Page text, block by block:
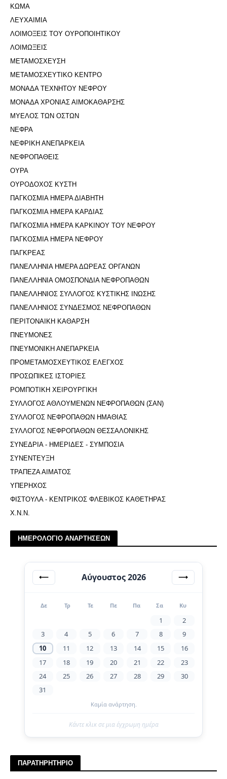
ΚΩΜΑ
ΛΕΥΧΑΙΜΙΑ
ΛΟΙΜΟΞΕΙΣ ΤΟΥ ΟΥΡΟΠΟΙΗΤΙΚΟΥ
ΛΟΙΜΩΞΕΙΣ
ΜΕΤΑΜΟΣΧΕΥΣΗ
ΜΕΤΑΜΟΣΧΕΥΤΙΚΟ ΚΕΝΤΡΟ
ΜΟΝΑΔΑ ΤΕΧΝΗΤΟΥ ΝΕΦΡΟΥ
ΜΟΝΑΔΑ ΧΡΟΝΙΑΣ ΑΙΜΟΚΑΘΑΡΣΗΣ
ΜΥΕΛΟΣ ΤΩΝ ΟΣΤΩΝ
ΝΕΦΡΑ
ΝΕΦΡΙΚΗ ΑΝΕΠΑΡΚΕΙΑ
ΝΕΦΡΟΠΑΘΕΙΣ
ΟΥΡΑ
ΟΥΡΟΔΟΧΟΣ ΚΥΣΤΗ
ΠΑΓΚΟΣΜΙΑ ΗΜΕΡΑ ΔΙΑΒΗΤΗ
ΠΑΓΚΟΣΜΙΑ ΗΜΕΡΑ ΚΑΡΔΙΑΣ
ΠΑΓΚΟΣΜΙΑ ΗΜΕΡΑ ΚΑΡΚΙΝΟΥ ΤΟΥ ΝΕΦΡΟΥ
ΠΑΓΚΟΣΜΙΑ ΗΜΕΡΑ ΝΕΦΡΟΥ
ΠΑΓΚΡΕΑΣ
ΠΑΝΕΛΛΗΝΙΑ ΗΜΕΡΑ ΔΩΡΕΑΣ ΟΡΓΑΝΩΝ
ΠΑΝΕΛΛΗΝΙΑ ΟΜΟΣΠΟΝΔΙΑ ΝΕΦΡΟΠΑΘΩΝ
ΠΑΝΕΛΛΗΝΙΟΣ ΣΥΛΛΟΓΟΣ ΚΥΣΤΙΚΗΣ ΙΝΩΣΗΣ
ΠΑΝΕΛΛΗΝΙΟΣ ΣΥΝΔΕΣΜΟΣ ΝΕΦΡΟΠΑΘΩΝ
ΠΕΡΙΤΟΝΑΙΚΗ ΚΑΘΑΡΣΗ
ΠΝΕΥΜΟΝΕΣ
ΠΝΕΥΜΟΝΙΚΗ ΑΝΕΠΑΡΚΕΙΑ
ΠΡΟΜΕΤΑΜΟΣΧΕΥΤΙΚΟΣ ΕΛΕΓΧΟΣ
ΠΡΟΣΩΠΙΚΕΣ ΙΣΤΟΡΙΕΣ
ΡΟΜΠΟΤΙΚΗ ΧΕΙΡΟΥΡΓΙΚΗ
ΣΥΛΛΟΓΟΣ ΑΘΛΟΥΜΕΝΩΝ ΝΕΦΡΟΠΑΘΩΝ (ΣΑΝ)
ΣΥΛΛΟΓΟΣ ΝΕΦΡΟΠΑΘΩΝ ΗΜΑΘΙΑΣ
ΣΥΛΛΟΓΟΣ ΝΕΦΡΟΠΑΘΩΝ ΘΕΣΣΑΛΟΝΙΚΗΣ
ΣΥΝΕΔΡΙΑ - ΗΜΕΡΙΔΕΣ - ΣΥΜΠΟΣΙΑ
ΣΥΝΕΝΤΕΥΞΗ
ΤΡΑΠΕΖΑ ΑΙΜΑΤΟΣ
ΥΠΕΡΗΧΟΣ
ΦΙΣΤΟΥΛΑ - ΚΕΝΤΡΙΚΟΣ ΦΛΕΒΙΚΟΣ ΚΑΘΕΤΗΡΑΣ
Χ.Ν.Ν.
ΗΜΕΡΟΛΟΓΙΟ ΑΝΑΡΤΗΣΕΩΝ
⟵ Αύγουστος 2026 ⟶
Δε Τρ Τε Πε Πα Σα Κυ
1
2
3
4 5 6 7 8
9
10
11 12 13 14 15
16
17
18 19 20 21 22
23
24
25 26 27 28 29
30
31
Καμία ανάρτηση.
Κάντε κλικ σε μια έγχρωμη ημέρα
ΠΑΡΑΤΗΡΗΤΗΡΙΟ